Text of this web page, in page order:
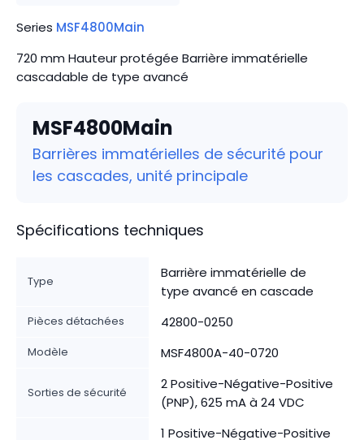
Series MSF4800Main
720 mm Hauteur protégée Barrière immatérielle
cascadable de type avancé
MSF4800Main
Barrières immatérielles de sécurité pour
les cascades, unité principale
Spécifications techniques
Type
Barrière immatérielle de
type avancé en cascade
Pièces détachées 42800-0250
Modèle MSF4800A-40-0720
Sorties de sécurité
2 Positive-Négative-Positive
(PNP), 625 mA à 24 VDC
1 Positive-Négative-Positive